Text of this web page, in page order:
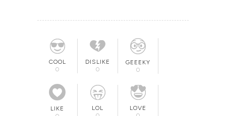
COOL
0
DISLIKE
0
GEEEKY
0
LIKE
LOL
LOVE